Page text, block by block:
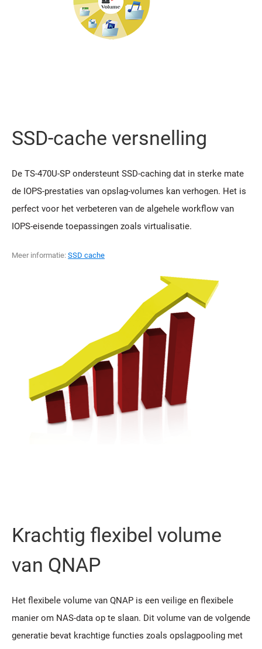
SSD-cache versnelling
De TS-470U-SP ondersteunt SSD-caching dat in sterke mate
de IOPS-prestaties van opslag-volumes kan verhogen. Het is
perfect voor het verbeteren van de algehele workflow van
IOPS-eisende toepassingen zoals virtualisatie.
Meer informatie: SSD cache
Krachtig flexibel volume
van QNAP
Het flexibele volume van QNAP is een veilige en flexibele
manier om NAS-data op te slaan. Dit volume van de volgende
generatie bevat krachtige functies zoals opslagpooling met